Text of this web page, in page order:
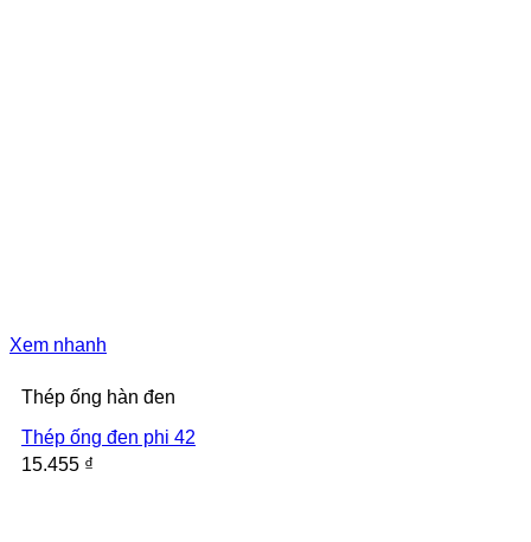
Xem nhanh
Thép ống hàn đen
Thép ống đen phi 42
15.455 ₫